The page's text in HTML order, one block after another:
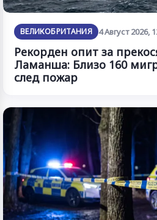
ВЕЛИКОБРИТАНИЯ 4 Август 2026,
Рекорден опит за
Ламанша: Близо 160
след пожар